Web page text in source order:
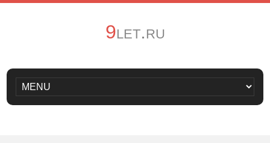
9let.ru